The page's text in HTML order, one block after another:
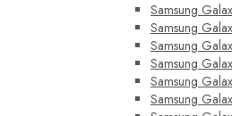
Samsung
Samsung
Samsung
Samsung
Samsung
Samsung